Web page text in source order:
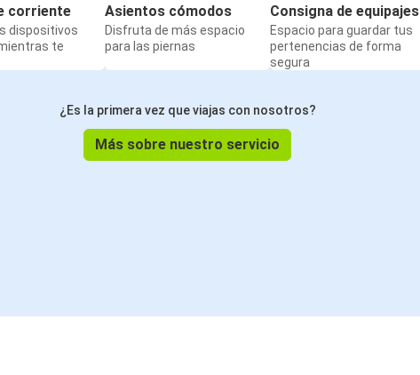
corriente
dispositivos
te
Asientos cómodos
Disfruta de más espacio
para las piernas
Consigna de equipajes
Espacio para guardar tus
pertenencias de forma
segura
¿Es la primera vez que viajas con nosotros?
Más sobre nuestro servicio